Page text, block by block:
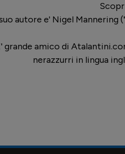
autore e' Nigel Mannering
grande amico di
nerazzurri in lingua